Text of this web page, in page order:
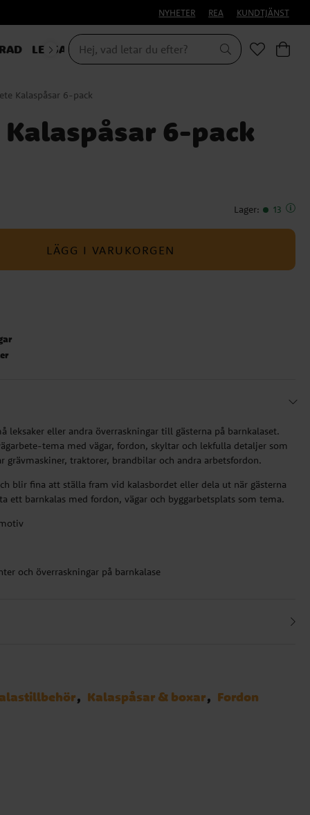
NYHETER REA KUNDTJÄNST
LEKSAKER & PRESENTER
Kalaspåsar 6-pack
6-pack
Lager: 13
LÄGG I VARUKORGEN
leksaker eller andra överraskningar till gästerna på barnkalaset.
tema med vägar, fordon, skyltar och lekfulla detaljer som
grävmaskiner, traktorer, brandbilar och andra arbetsfordon.
blir fina att ställa fram vid kalasbordet eller dela ut när gästerna
ett barnkalas med fordon, vägar och byggarbetsplats som tema.
och överraskningar på barnkalase
Kalaspåsar & boxar Fordon